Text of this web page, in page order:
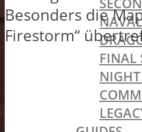
FINAL
Besonders die
Firestorm“